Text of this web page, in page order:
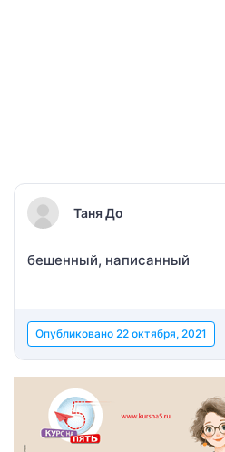
Таня До
бешенный, написанный
Опубликовано 22 октября, 2021